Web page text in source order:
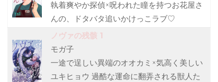
執着爽やか探偵×呪われた瞳を持つお花屋さ
んの、ドタバタ追いかけっこラブ♡
ノヴァの残骸 1
モガ子
一途で逞しい異端のオオカミ×気高く美しい
ユキヒョウ 過酷な運命に翻弄される獣人た